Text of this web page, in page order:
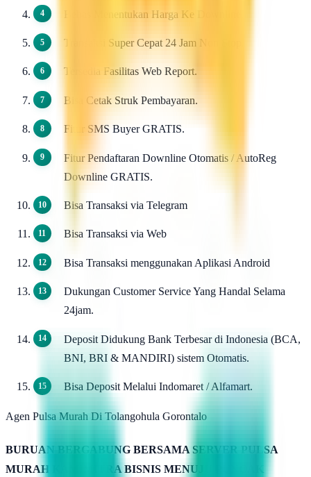
Bebas Menentukan Harga Ke Downline.
Transaksi Super Cepat 24 Jam Non Stop.
Tersedia Fasilitas Web Report.
Bisa Cetak Struk Pembayaran.
Fitur SMS Buyer GRATIS.
Fitur Pendaftaran Downline Otomatis / AutoReg
Downline GRATIS.
Bisa Transaksi via Telegram
Bisa Transaksi via Web
Bisa Transaksi menggunakan Aplikasi Android
Dukungan Customer Service Yang Handal Selama
24jam.
Deposit Didukung Bank Terbesar di Indonesia (BCA,
BNI, BRI & MANDIRI) sistem Otomatis.
Bisa Deposit Melalui Indomaret / Alfamart.
Agen Pulsa Murah Di Tolangohula Gorontalo
BURUAN BERGABUNG BERSAMA SERVER PULSA
MURAH KAMIMITRA BISNIS MENUJU PUNCAK